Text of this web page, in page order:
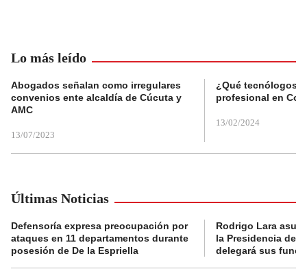
Lo más leído
Abogados señalan como irregulares
convenios ente alcaldía de Cúcuta y
AMC
13/07/2023
¿Qué tecnólogos
profesional en
13/02/2024
Últimas Noticias
Defensoría expresa preocupación por
ataques en 11 departamentos durante
posesión de De la Espriella
Rodrigo Lara
la Presidencia del
delegará sus